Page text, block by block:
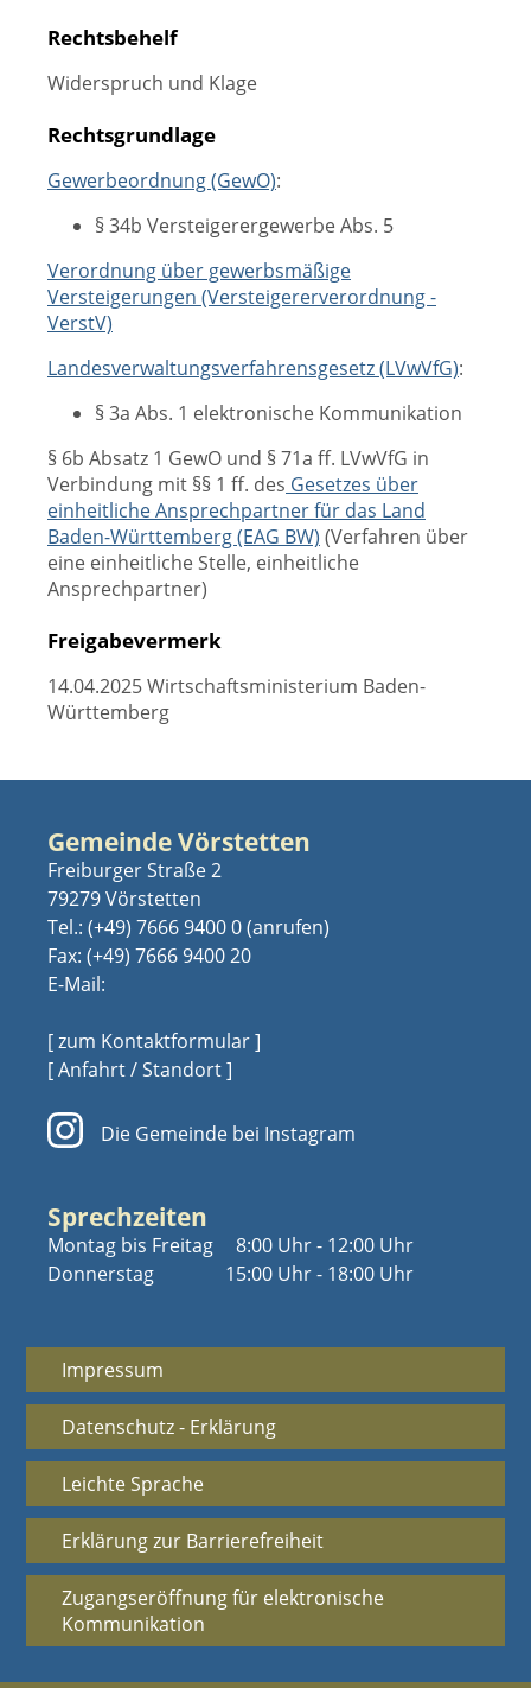
Rechtsbehelf
Widerspruch und Klage
Rechtsgrundlage
Gewerbeordnung (GewO):
§ 34b Versteigerergewerbe Abs. 5
Verordnung über gewerbsmäßige
Versteigerungen (Versteigererverordnung -
VerstV)
Landesverwaltungsverfahrensgesetz (LVwVfG):
§ 3a Abs. 1 elektronische Kommunikation
§ 6b Absatz 1 GewO und § 71a ff. LVwVfG in
Verbindung mit §§ 1 ff. des Gesetzes über
einheitliche Ansprechpartner für das Land
Baden-Württemberg (EAG BW) (Verfahren über
eine einheitliche Stelle, einheitliche
Ansprechpartner)
Freigabevermerk
14.04.2025 Wirtschaftsministerium Baden-
Württemberg
Gemeinde Vörstetten
Freiburger Straße 2
79279 Vörstetten
Tel.: (+49) 7666 9400 0
Fax: (+49) 7666 9400 20
E-Mail:
[ zum Kontaktformular ]
[ Anfahrt / Standort ]
Die Gemeinde bei Instagram
Sprechzeiten
Montag bis Freitag
Donnerstag
8:00 Uhr - 12:00 Uhr
15:00 Uhr - 18:00 Uhr
Impressum
Datenschutz - Erklärung
Leichte Sprache
Erklärung zur Barrierefreiheit
Zugangseröffnung für elektronische
Kommunikation